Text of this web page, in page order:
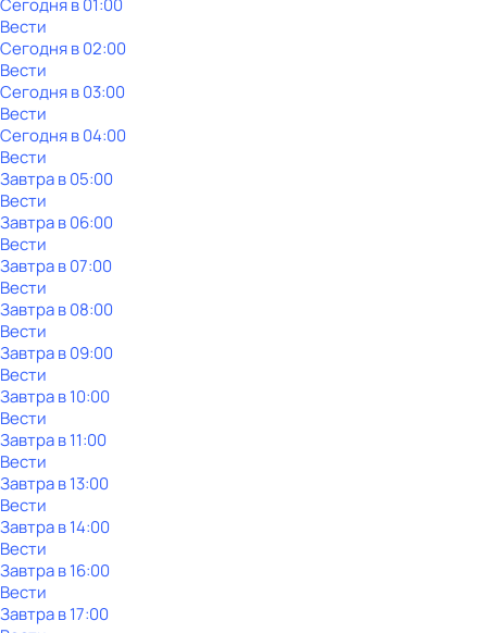
Сегодня в 01:00
Вести
Сегодня в 02:00
Вести
Сегодня в 03:00
Вести
Сегодня в 04:00
Вести
Завтра в 05:00
Вести
Завтра в 06:00
Вести
Завтра в 07:00
Вести
Завтра в 08:00
Вести
Завтра в 09:00
Вести
Завтра в 10:00
Вести
Завтра в 11:00
Вести
Завтра в 13:00
Вести
Завтра в 14:00
Вести
Завтра в 16:00
Вести
Завтра в 17:00